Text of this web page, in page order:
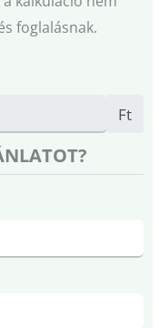
foglalásnak.
Ft